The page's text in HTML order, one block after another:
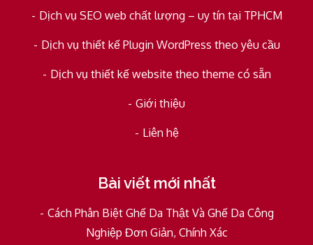
Dịch vụ SEO web chất lượng – uy tín tại TPHCM
Dịch vụ thiết kế Plugin WordPress theo yêu cầu
Dịch vụ thiết kế website theo theme có sẵn
Giới thiệu
Liên hệ
Bài viết mới nhất
Cách Phân Biệt Ghế Da Thật Và Ghế Da Công
Nghiệp Đơn Giản, Chính Xác